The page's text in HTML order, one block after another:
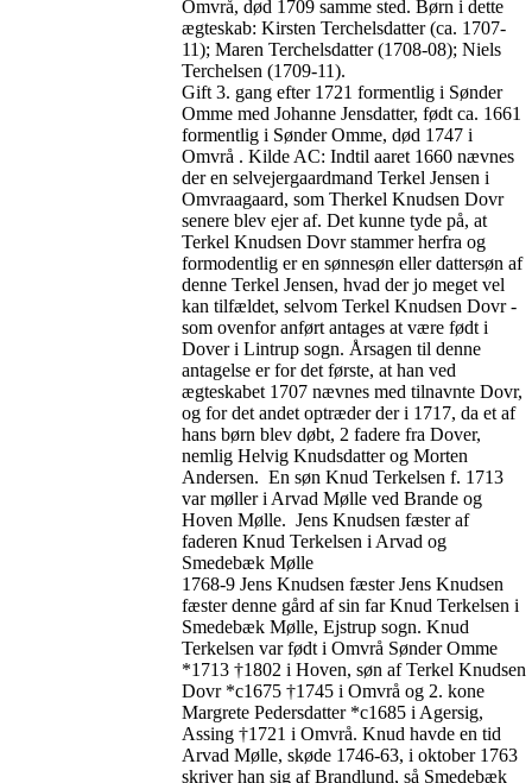
Omvrå, død 1709 samme sted. Børn i dette
ægteskab: Kirsten Terchelsdatter (ca. 1707-
11); Maren Terchelsdatter (1708-08); Niels
Terchelsen (1709-11).
Gift 3. gang efter 1721 formentlig i Sønder
Omme med Johanne Jensdatter, født ca. 1661
formentlig i Sønder Omme, død 1747 i
Omvrå . Kilde AC: Indtil aaret 1660 nævnes
der en selvejergaardmand Terkel Jensen i
Omvraagaard, som Therkel Knudsen Dovr
senere blev ejer af. Det kunne tyde på, at
Terkel Knudsen Dovr stammer herfra og
formodentlig er en sønnesøn eller dattersøn af
denne Terkel Jensen, hvad der jo meget vel
kan tilfældet, selvom Terkel Knudsen Dovr -
som ovenfor anført antages at være født i
Dover i Lintrup sogn. Årsagen til denne
antagelse er for det første, at han ved
ægteskabet 1707 nævnes med tilnavnte Dovr,
og for det andet optræder der i 1717, da et af
hans børn blev døbt, 2 fadere fra Dover,
nemlig Helvig Knudsdatter og Morten
Andersen. En søn Knud Terkelsen f. 1713
var møller i Arvad Mølle ved Brande og
Hoven Mølle. Jens Knudsen fæster af
faderen Knud Terkelsen i Arvad og
Smedebæk Mølle
1768-9 Jens Knudsen fæster Jens Knudsen
fæster denne gård af sin far Knud Terkelsen i
Smedebæk Mølle, Ejstrup sogn. Knud
Terkelsen var født i Omvrå Sønder Omme
*1713 †1802 i Hoven, søn af Terkel Knudsen
Dovr *c1675 †1745 i Omvrå og 2. kone
Margrete Pedersdatter *c1685 i Agersig,
Assing †1721 i Omvrå. Knud havde en tid
Arvad Mølle, skøde 1746-63, i oktober 1763
skriver han sig af Brandlund, så Smedebæk